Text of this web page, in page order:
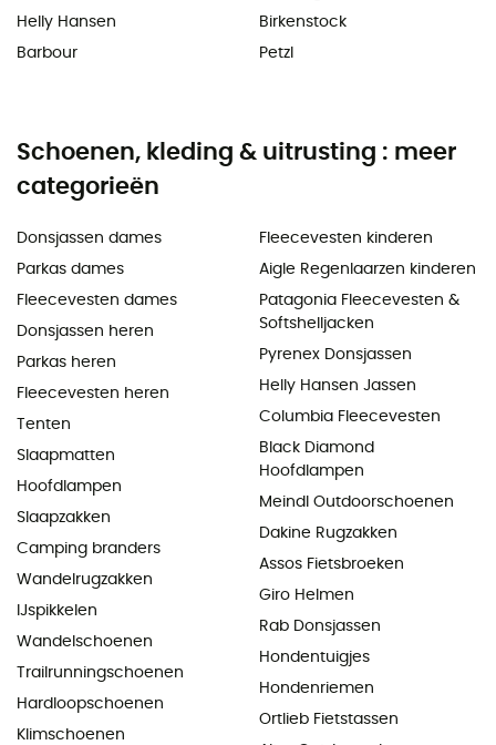
Helly Hansen
Barbour
Birkenstock
Petzl
Schoenen, kleding & uitrusting : meer
categorieën
Donsjassen dames
Parkas dames
Fleecevesten dames
Donsjassen heren
Parkas heren
Fleecevesten heren
Tenten
Slaapmatten
Hoofdlampen
Slaapzakken
Camping branders
Wandelrugzakken
IJspikkelen
Wandelschoenen
Trailrunningschoenen
Hardloopschoenen
Klimschoenen
Fleecevesten kinderen
Aigle Regenlaarzen kinderen
Patagonia Fleecevesten &
Softshelljacken
Pyrenex Donsjassen
Helly Hansen Jassen
Columbia Fleecevesten
Black Diamond
Hoofdlampen
Meindl Outdoorschoenen
Dakine Rugzakken
Assos Fietsbroeken
Giro Helmen
Rab Donsjassen
Hondentuigjes
Hondenriemen
Ortlieb Fietstassen